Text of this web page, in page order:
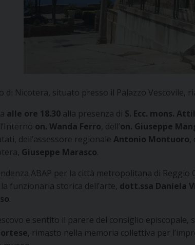
di Nicotera, situato presso il Palazzo Vescovile,
alle ore 18.30 alla presenza di S. Ecc. mons.
on. Wanda Ferro, dell’on. Giuseppe
dell’assessore regionale Antonio Montuoro,
Giuseppe Marasco.
ABAP per la città metropolitana di
la funzionaria storica dell’arte, dott.ssa Daniela
.
e sentito il parere del consiglio episcopale,
, rimasto nella memoria collettiva per